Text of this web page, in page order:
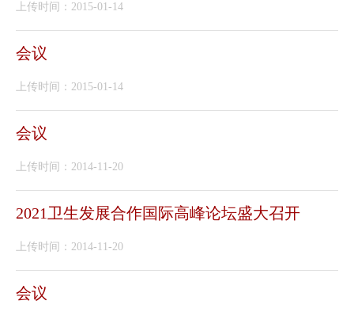
上传时间：2015-01-14
会议
上传时间：2015-01-14
会议
上传时间：2014-11-20
2021卫生发展合作国际高峰论坛盛大召开
上传时间：2014-11-20
会议